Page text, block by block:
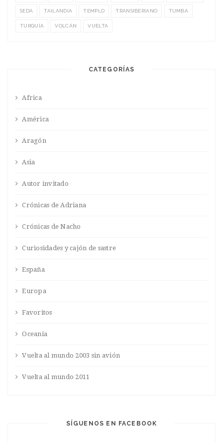
SEDA TAILANDIA TEMPLO TRANSIBERIANO TUMBA
TURQUÍA VOLCÁN VUELTA
CATEGORÍAS
Africa
América
Aragón
Asia
Autor invitado
Crónicas de Adriana
Crónicas de Nacho
Curiosidades y cajón de sastre
España
Europa
Favoritos
Oceanía
Vuelta al mundo 2003 sin avión
Vuelta al mundo 2011
SÍGUENOS EN FACEBOOK